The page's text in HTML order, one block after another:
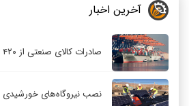
آخرین اخبار
صادرات کالای صنعتی از ۴۲۰ واحد تولیدی البرز
نصب نیروگاه‌های خورشیدی در ۳۰ مدرسه شهر